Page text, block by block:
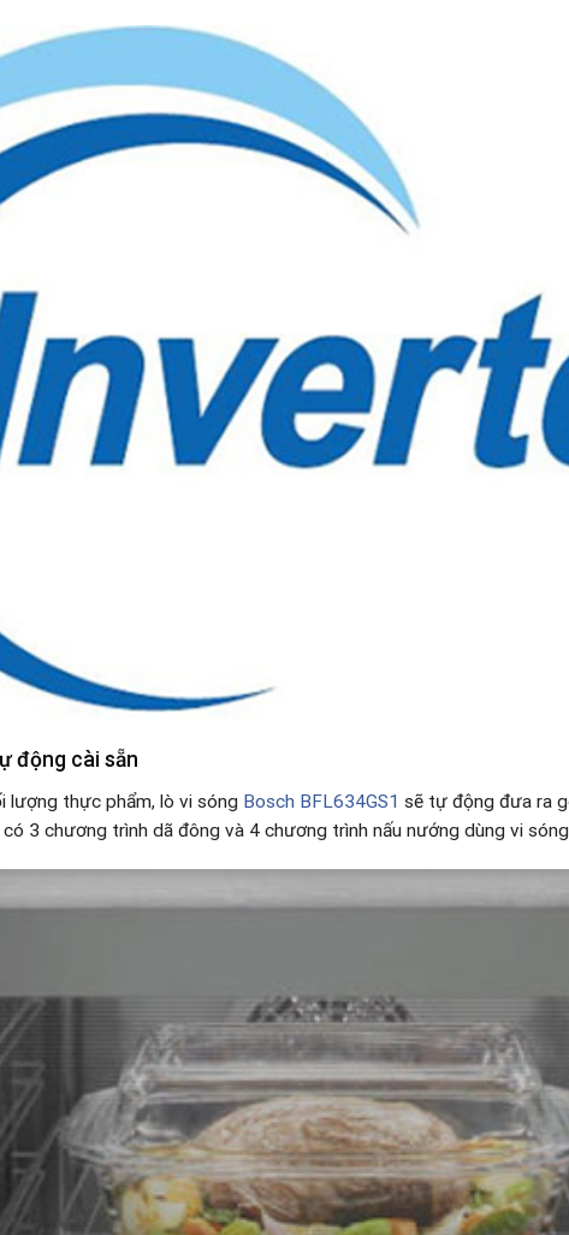
động cài sẵn
lượng thực phẩm, lò vi sóng Bosch BFL634GS1 sẽ tự động đưa ra
3 chương trình dã đông và 4 chương trình nấu nướng dùng vi sóng